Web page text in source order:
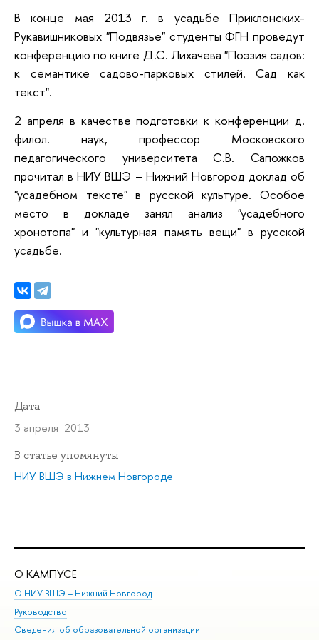
В конце мая 2013 г. в усадьбе Приклонских-
Рукавишниковых "Подвязье" студенты ФГН проведут
конференцию по книге Д.С. Лихачева "Поэзия садов:
к семантике садово-парковых стилей. Сад как
текст".
2 апреля в качестве подготовки к конференции д.
филол. наук, профессор Московского
педагогического университета С.В. Сапожков
прочитал в НИУ ВШЭ – Нижний Новгород доклад об
"усадебном тексте" в русской культуре. Особое
место в докладе занял анализ "усадебного
хронотопа" и "культурная память вещи" в русской
усадьбе.
Дата
3 апреля 2013
В статье упомянуты
НИУ ВШЭ в Нижнем Новгороде
О КАМПУСЕ
О НИУ ВШЭ – Нижний Новгород
Руководство
Сведения об образовательной организации